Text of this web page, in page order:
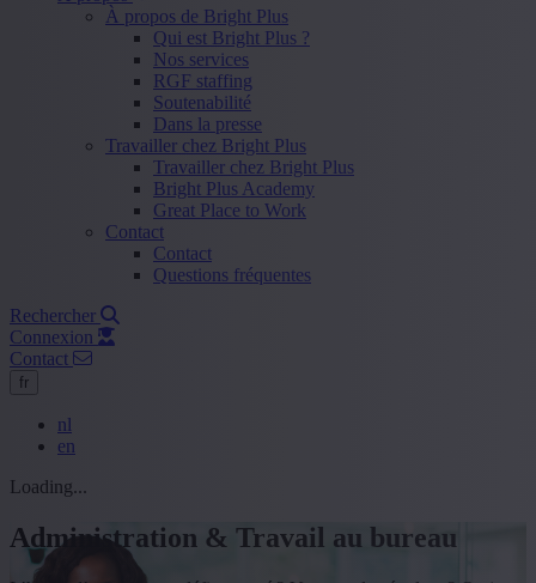
À propos de Bright Plus
Qui est Bright Plus ?
Nos services
RGF staffing
Soutenabilité
Dans la presse
Travailler chez Bright Plus
Travailler chez Bright Plus
Bright Plus Academy
Great Place to Work
Contact
Contact
Questions fréquentes
Rechercher
Connexion
Contact
fr
nl
en
Loading...
Administration & Travail au bureau